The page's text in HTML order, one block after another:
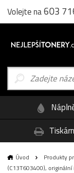
Volejte na603
Úvod Produkty
(C13T603400),